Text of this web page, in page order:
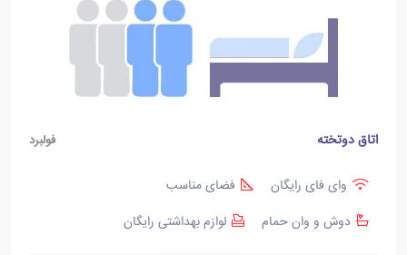
اتاق دوتخته فولبرد
وای فای رایگان
فضای مناسب
دوش و وان حمام
لوازم بهداشتی رایگان